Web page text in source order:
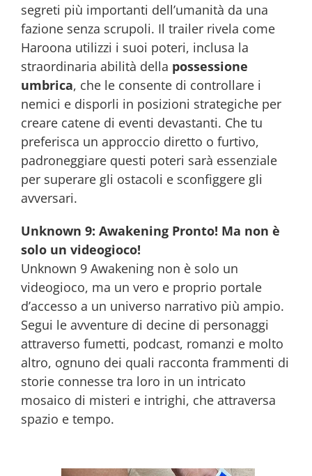
segreti più importanti dell’umanità da una
fazione senza scrupoli. Il trailer rivela come
Haroona utilizzi i suoi poteri, inclusa la
straordinaria abilità della possessione
umbrica, che le consente di controllare i
nemici e disporli in posizioni strategiche per
creare catene di eventi devastanti. Che tu
preferisca un approccio diretto o furtivo,
padroneggiare questi poteri sarà essenziale
per superare gli ostacoli e sconfiggere gli
avversari.
Unknown 9: Awakening Pronto! Ma non è
solo un videogioco!
Unknown 9 Awakening non è solo un
videogioco, ma un vero e proprio portale
d’accesso a un universo narrativo più ampio.
Segui le avventure di decine di personaggi
attraverso fumetti, podcast, romanzi e molto
altro, ognuno dei quali racconta frammenti di
storie connesse tra loro in un intricato
mosaico di misteri e intrighi, che attraversa
spazio e tempo.